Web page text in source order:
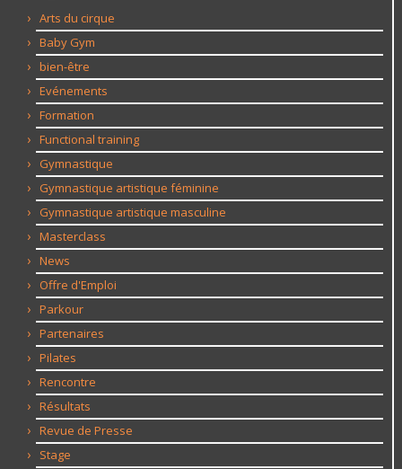
Arts du cirque
Baby Gym
bien-être
Evénements
Formation
Functional training
Gymnastique
Gymnastique artistique féminine
Gymnastique artistique masculine
Masterclass
News
Offre d'Emploi
Parkour
Partenaires
Pilates
Rencontre
Résultats
Revue de Presse
Stage